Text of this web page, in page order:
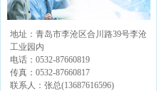
地址：青岛市李沧区合川路39号李沧
工业园内
电话：0532-87660819
传真：0532-87660817
联系人：张总(13687616596)